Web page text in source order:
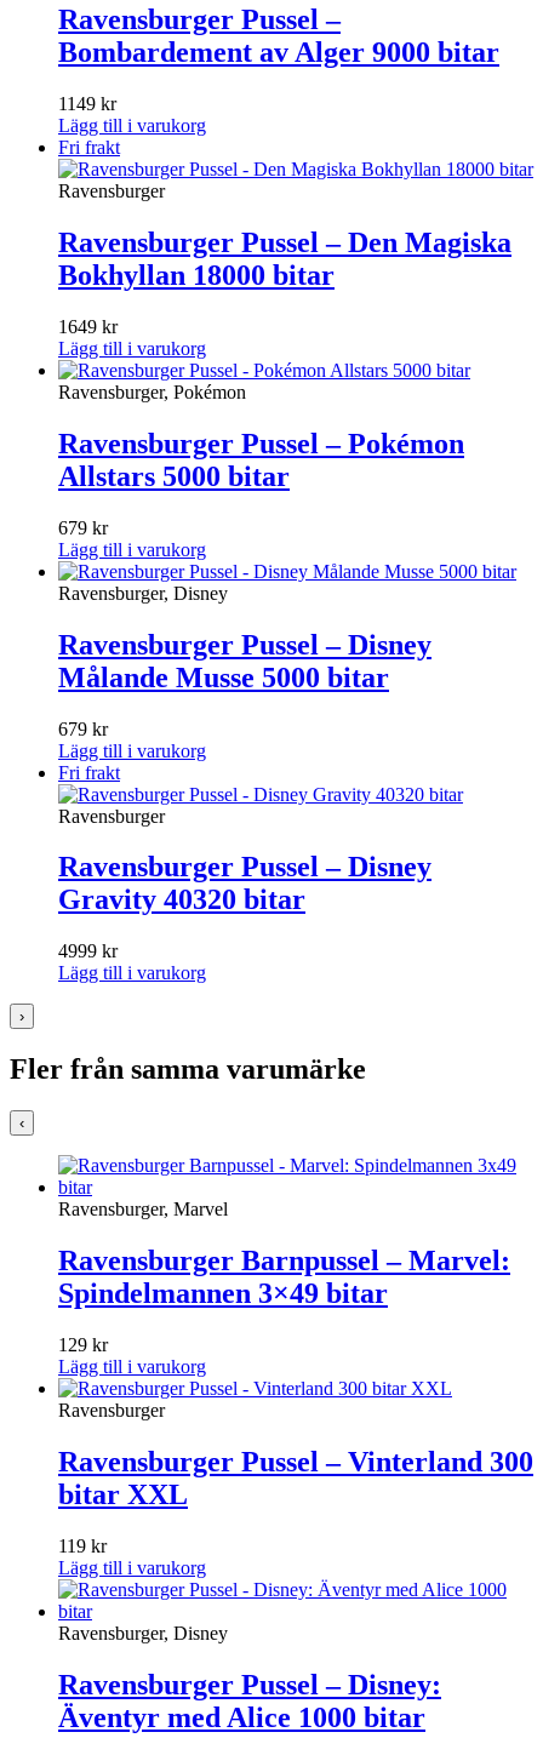
Ravensburger Pussel –
Bombardement av Alger 9000 bitar
1149 kr
Lägg till i varukorg
Fri frakt
Ravensburger
Ravensburger Pussel – Den Magiska
Bokhyllan 18000 bitar
1649 kr
Lägg till i varukorg
Ravensburger, Pokémon
Ravensburger Pussel – Pokémon
Allstars 5000 bitar
679 kr
Lägg till i varukorg
Ravensburger, Disney
Ravensburger Pussel – Disney
Målande Musse 5000 bitar
679 kr
Lägg till i varukorg
Fri frakt
Ravensburger
Ravensburger Pussel – Disney
Gravity 40320 bitar
4999 kr
Lägg till i varukorg
›
Fler från samma varumärke
‹
Ravensburger, Marvel
Ravensburger Barnpussel – Marvel:
Spindelmannen 3×49 bitar
129 kr
Lägg till i varukorg
Ravensburger
Ravensburger Pussel – Vinterland 300
bitar XXL
119 kr
Lägg till i varukorg
Ravensburger, Disney
Ravensburger Pussel – Disney:
Äventyr med Alice 1000 bitar